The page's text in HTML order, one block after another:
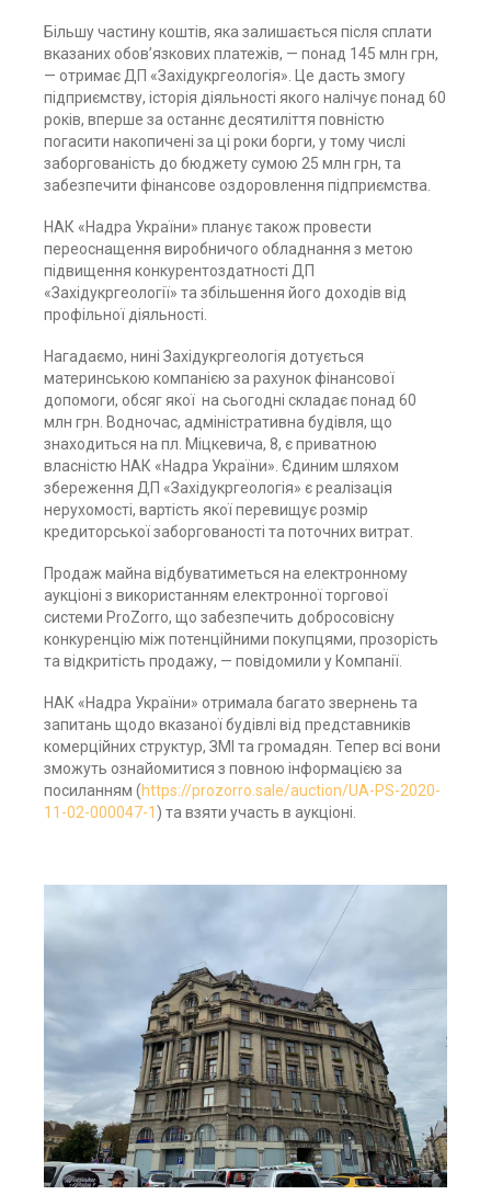
Більшу частину коштів, яка залишається після сплати
вказаних обов’язкових платежів, — понад 145 млн грн,
— отримає ДП «Західукргеологія». Це дасть змогу
підприємству, історія діяльності якого налічує понад 60
років, вперше за останнє десятиліття повністю
погасити накопичені за ці роки борги, у тому числі
заборгованість до бюджету сумою 25 млн грн, та
забезпечити фінансове оздоровлення підприємства.
НАК «Надра України» планує також провести
переоснащення виробничого обладнання з метою
підвищення конкурентоздатності ДП
«Західукргеології» та збільшення його доходів від
профільної діяльності.
Нагадаємо, нині Західукргеологія дотується
материнською компанією за рахунок фінансової
допомоги, обсяг якої на сьогодні складає понад 60
млн грн. Водночас, адміністративна будівля, що
знаходиться на пл. Міцкевича, 8, є приватною
власністю НАК «Надра України». Єдиним шляхом
збереження ДП «Західукргеологія» є реалізація
нерухомості, вартість якої перевищує розмір
кредиторської заборгованості та поточних витрат.
Продаж майна відбуватиметься на електронному
аукціоні з використанням електронної торгової
системи ProZorro, що забезпечить добросовісну
конкуренцію між потенційними покупцями, прозорість
та відкритість продажу, — повідомили у Компанії.
НАК «Надра України» отримала багато звернень та
запитань щодо вказаної будівлі від представників
комерційних структур, ЗМІ та громадян. Тепер всі вони
зможуть ознайомитися з повною інформацією за
посиланням (https://prozorro.sale/auction/UA-PS-2020-
11-02-000047-1 ) та взяти участь в аукціоні.